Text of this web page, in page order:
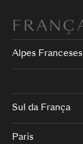
Alpes Franceses
Sul da França
Paris